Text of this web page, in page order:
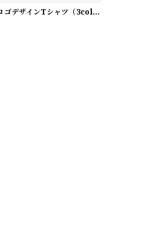
アーバンロゴデザインTシャツ（3color） M0984